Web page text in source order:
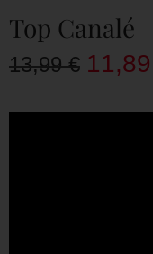
Top Canalé
13,99€ 11,89